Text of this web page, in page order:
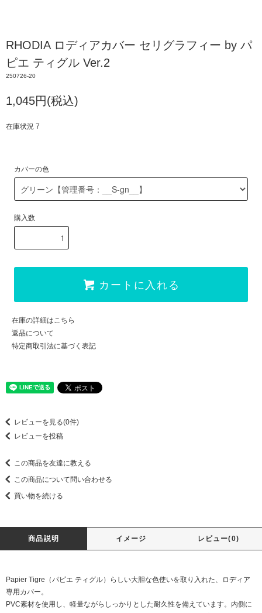
RHODIA ロディアカバー セリグラフィー by パ
ピエ ティグル Ver.2
250726-20
1,045円(税込)
在庫状況 7
カバーの色
購入数
カートに入れる
在庫の詳細はこちら
返品について
特定商取引法に基づく表記
レビューを見る(0件)
レビューを投稿
この商品を友達に教える
この商品について問い合わせる
買い物を続ける
商品説明 イメージ レビュー(0)
Papier Tigre（パピエ ティグル）らしい大胆な色使いを取り入れた、ロディア
専用カバー。
PVC素材を使用し、軽量ながらしっかりとした耐久性を備えています。内側に